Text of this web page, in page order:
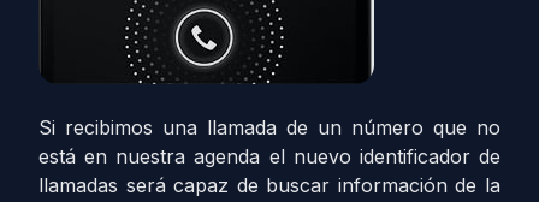
Si recibimos una llamada de un número que no
está en nuestra agenda el nuevo identificador de
llamadas será capaz de buscar información de la